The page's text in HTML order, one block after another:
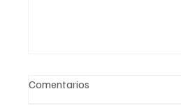
Comentarios